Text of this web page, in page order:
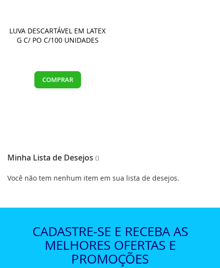
LUVA DESCARTÁVEL EM LATEX
G C/ PO C/100 UNIDADES
COMPRAR
Minha Lista de Desejos
Você não tem nenhum item em sua lista de desejos.
CADASTRE-SE E RECEBA AS
MELHORES OFERTAS E
PROMOÇÕES